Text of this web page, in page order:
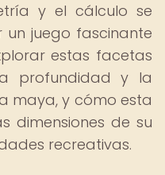
y el cálculo se
juego fascinante
estas facetas
profundidad y la
maya, y cómo esta
dimensiones de su
recreativas.